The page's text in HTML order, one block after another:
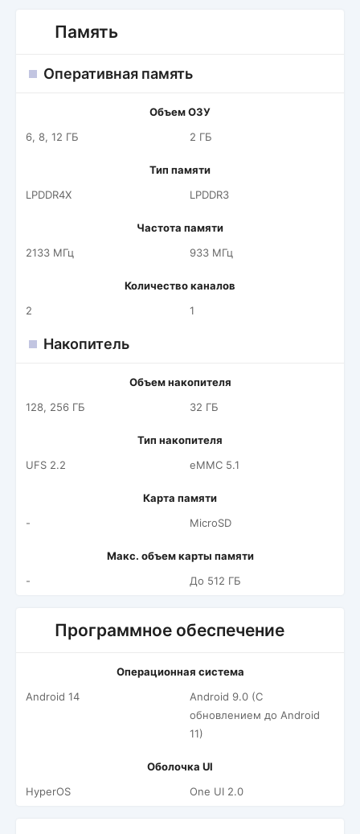
Память
Оперативная память
Объем ОЗУ
6, 8, 12 ГБ
2 ГБ
Тип памяти
LPDDR4X
LPDDR3
Частота памяти
2133 МГц
933 МГц
Количество каналов
2
1
Накопитель
Объем накопителя
128, 256 ГБ
32 ГБ
Тип накопителя
UFS 2.2
eMMC 5.1
Карта памяти
-
MicroSD
Макс. объем карты памяти
-
До 512 ГБ
Программное обеспечение
Операционная система
Android 14
Android 9.0 (С
обновлением до Android
11)
Оболочка UI
HyperOS
One UI 2.0